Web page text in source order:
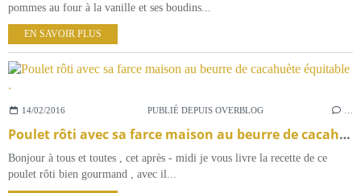
pommes au four à la vanille et ses boudins...
EN SAVOIR PLUS
14/02/2016 PUBLIÉ DEPUIS OVERBLOG
Poulet rôti avec sa farce maison au beurre de cacahuète équitable .
Bonjour à tous et toutes , cet après - midi je vous livre la recette de ce
poulet rôti bien gourmand , avec il...